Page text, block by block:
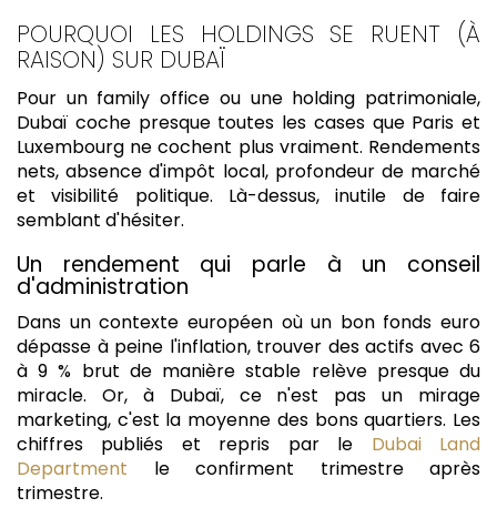
POURQUOI LES HOLDINGS SE RUENT (À
RAISON) SUR DUBAÏ
Pour un family office ou une holding patrimoniale,
Dubaï coche presque toutes les cases que Paris et
Luxembourg ne cochent plus vraiment. Rendements
nets, absence d'impôt local, profondeur de marché
et visibilité politique. Là-dessus, inutile de faire
semblant d'hésiter.
Un rendement qui parle à un conseil
d'administration
Dans un contexte européen où un bon fonds euro
dépasse à peine l'inflation, trouver des actifs avec 6
à 9 % brut de manière stable relève presque du
miracle. Or, à Dubaï, ce n'est pas un mirage
marketing, c'est la moyenne des bons quartiers. Les
chiffres publiés et repris par le Dubai Land
Department le confirment trimestre après
trimestre.